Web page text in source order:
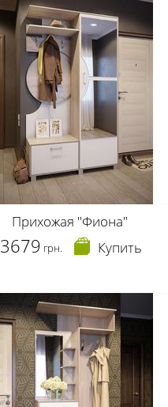
Прихожая "Фиона"
3679 грн. Купить